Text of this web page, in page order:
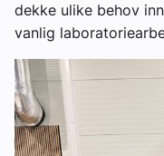
dekke ulike behov
vanlig